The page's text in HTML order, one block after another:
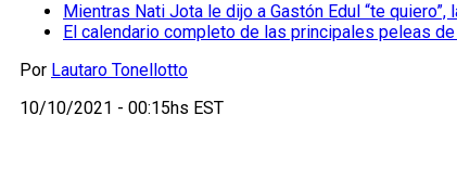
Mientras Nati Jota le dijo a Gastón Edul “te
El calendario completo de las principales peleas
Por Lautaro Tonellotto
10/10/2021 - 00:15hs EST